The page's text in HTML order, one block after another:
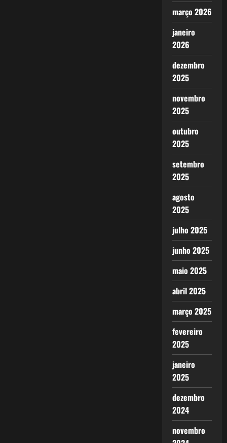
março 2026
janeiro
2026
dezembro
2025
novembro
2025
outubro
2025
setembro
2025
agosto
2025
julho 2025
junho 2025
maio 2025
abril 2025
março 2025
fevereiro
2025
janeiro
2025
dezembro
2024
novembro